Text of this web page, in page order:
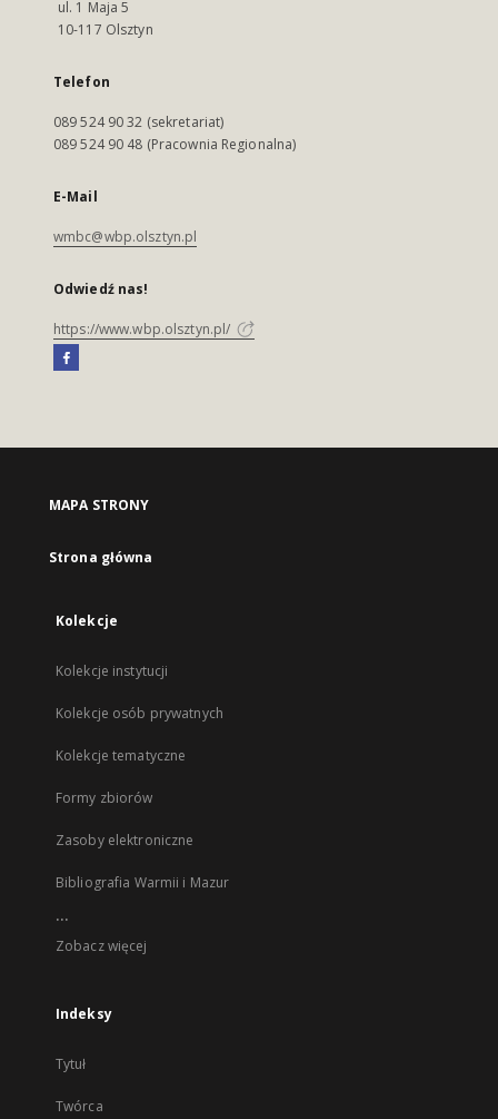
ul. 1 Maja 5
10-117 Olsztyn
Telefon
089 524 90 32 (sekretariat)
089 524 90 48 (Pracownia Regionalna)
E-Mail
wmbc@wbp.olsztyn.pl
Odwiedź nas!
https://www.wbp.olsztyn.pl/
MAPA STRONY
Strona główna
Kolekcje
Kolekcje instytucji
Kolekcje osób prywatnych
Kolekcje tematyczne
Formy zbiorów
Zasoby elektroniczne
Bibliografia Warmii i Mazur
...
Zobacz więcej
Indeksy
Tytuł
Twórca